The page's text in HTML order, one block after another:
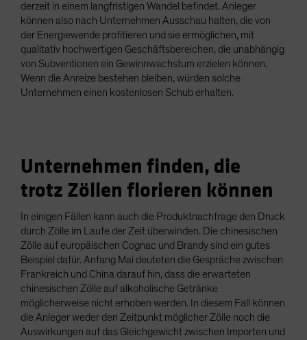
derzeit in einem langfristigen Wandel befindet. Anleger
können also nach Unternehmen Ausschau halten, die von
der Energiewende profitieren und sie ermöglichen, mit
qualitativ hochwertigen Geschäftsbereichen, die unabhängig
von Subventionen ein Gewinnwachstum erzielen können.
Wenn die Anreize bestehen bleiben, würden solche
Unternehmen einen kostenlosen Schub erhalten.
Unternehmen finden, die
trotz Zöllen florieren können
In einigen Fällen kann auch die Produktnachfrage den Druck
durch Zölle im Laufe der Zeit überwinden. Die chinesischen
Zölle auf europäischen Cognac und Brandy sind ein gutes
Beispiel dafür. Anfang Mai deuteten die Gespräche zwischen
Frankreich und China darauf hin, dass die erwarteten
chinesischen Zölle auf alkoholische Getränke
möglicherweise nicht erhoben werden. In diesem Fall können
die Anleger weder den Zeitpunkt möglicher Zölle noch die
Auswirkungen auf das Gleichgewicht zwischen Importen und